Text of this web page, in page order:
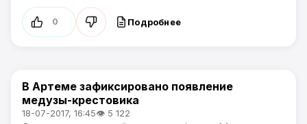
0 Подробнее
Сообщения о ЧС и погодных явлениях.
В Артеме зафиксировано появление
медузы-крестовика
18-07-2017, 16:45👁 5 122